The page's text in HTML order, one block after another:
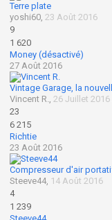
Terre plate
yoshi60,23 Août 2016
9
1 620
Money (désactivé)
27 Août 2016
Vintage Garage, la
Vincent R.,26 Juillet 2016
23
6 215
Richtie
23 Août 2016
Compresseur d'air
Steeve44, 14 Août 2016
4
1 239